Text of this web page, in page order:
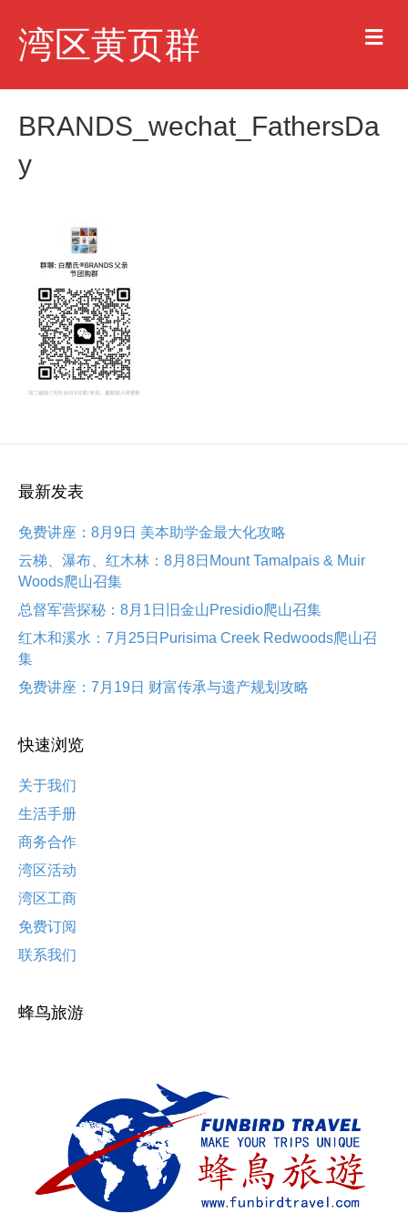
湾区黄页群 M
e
u
BRANDS_wechat_FathersDa
y
最新发表
免费讲座：8月9日 美本助学金最大化攻略
云梯、瀑布、红木林：8月8日Mount Tamalpais & Muir
Woods爬山召集
总督军营探秘：8月1日旧金山Presidio爬山召集
红木和溪水：7月25日Purisima Creek Redwoods爬山召
集
免费讲座：7月19日 财富传承与遗产规划攻略
快速浏览
关于我们
生活手册
商务合作
湾区活动
湾区工商
免费订阅
联系我们
蜂鸟旅游